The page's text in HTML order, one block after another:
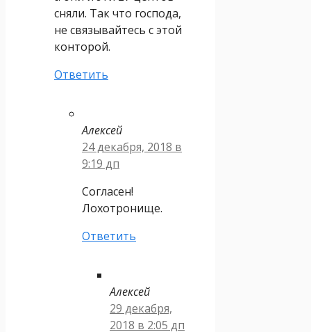
сняли. Так что господа,
не связывайтесь с этой
конторой.
Ответить
Алексей
24 декабря, 2018 в
9:19 дп
Согласен!
Лохотронище.
Ответить
Алексей
29 декабря,
2018 в 2:05 дп